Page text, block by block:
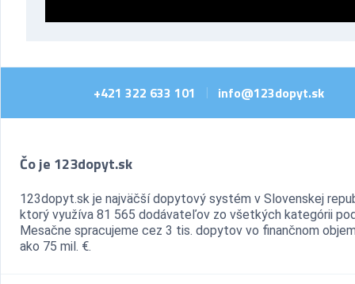
+421 322 633 101 info@123dopyt.sk
Čo je 123dopyt.sk
123dopyt.sk je najväčší dopytový systém v Slovenskej
ktorý využíva 81 565 dodávateľov zo všetkých kategórii
Mesačne spracujeme cez 3 tis. dopytov vo finančnom
ako 75 mil. €.